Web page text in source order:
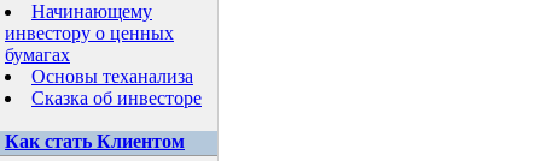
Начинающему
инвестору о ценных
бумагах
Основы теханализа
Сказка об инвесторе
Как стать Клиентом